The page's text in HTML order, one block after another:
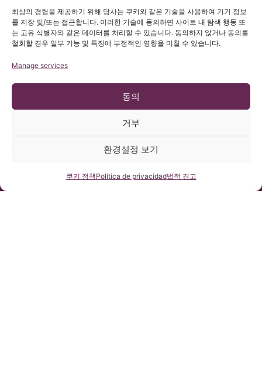
최상의 경험을 제공하기 위해 당사는 쿠키와 같은 기술을 사용하여 기기 정보
를 저장 및/또는 접근합니다. 이러한 기술에 동의하면 사이트 내 탐색 행동 또
는 고유 식별자와 같은 데이터를 처리할 수 있습니다. 동의하지 않거나 동의를
철회할 경우 일부 기능 및 특징에 부정적인 영향을 미칠 수 있습니다.
Manage services
동의
거부
환경설정 보기
쿠키 정책Política de privacidad법적 경고
바르셀로나 키아리 & 척수공동증 & 척추측만증 연구소(ICSEB)는 유
럽 개인정보보호법 2016/679 (GDPR)을 준수합니다.
연구소에서 제공하는 자료로 당 사이트를 이용하고자 하는 사용자
연락처